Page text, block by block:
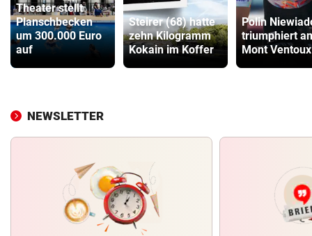
Theater stellt
Planschbecken
um 300.000 Euro
auf
Steirer (68) hatte
zehn Kilogramm
Kokain im Koffer
Polin
triumphiert
Mont Ventoux
NEWSLETTER